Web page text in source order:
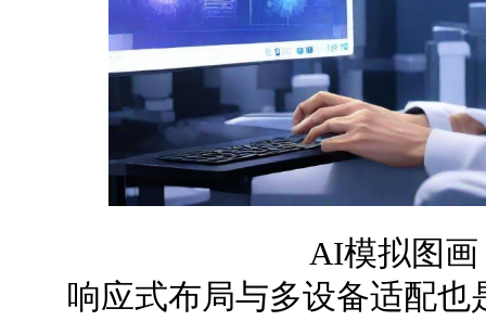
AI模拟图
响应式布局与多设备适配也